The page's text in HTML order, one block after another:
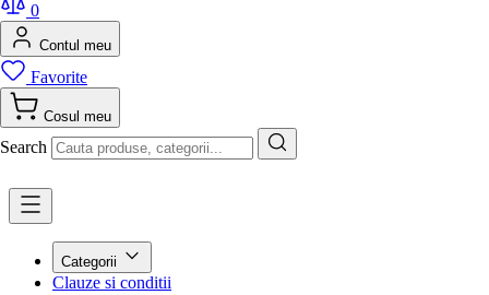
0
Contul meu
Favorite
Cosul meu
Search
Categorii
Clauze si conditii